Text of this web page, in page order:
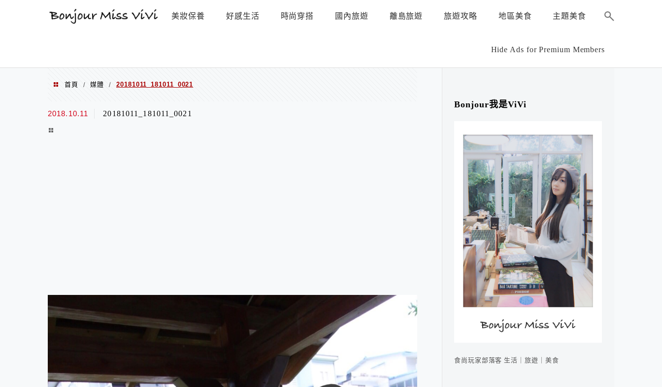
美妝保養 好感生活 時尚穿搭 國內旅遊 離島旅遊 旅遊攻略 地區美食 主題美食
Hide Ads for Premium Members
首頁 / 媒體 / 20181011_181011_0021
2018.10.11 20181011_181011_0021
Bonjour我是ViVi
食尚玩家部落客 生活｜旅遊｜美食